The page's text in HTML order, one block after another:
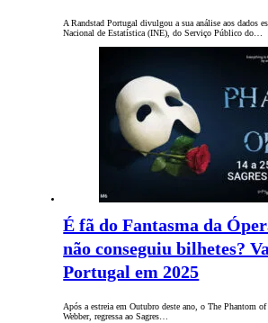
A Randstad Portugal divulgou a sua análise aos dados
Nacional de Estatística (INE), do Serviço Público do…
É fã do Fantasma da
não conseguiu bilhetes?
Portugal em 2025
Após a estreia em Outubro deste ano, o The Phantom
Webber, regressa ao Sagres…